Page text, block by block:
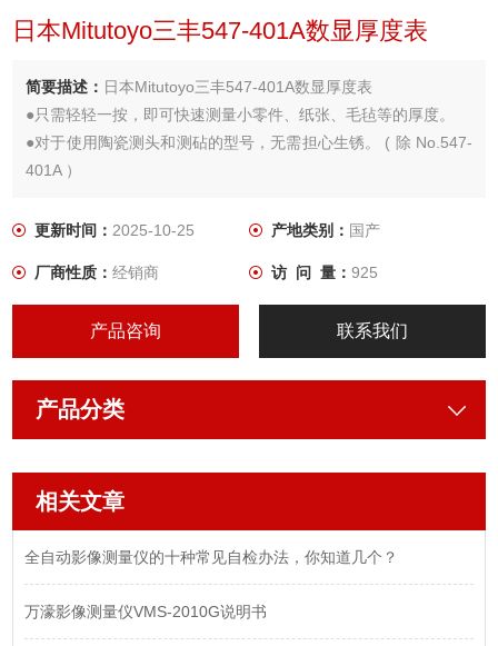
日本Mitutoyo三丰547-401A数显厚度表
简要描述： 日本Mitutoyo三丰547-401A数显厚度表
●只需轻轻一按，即可快速测量小零件、纸张、毛毡等的厚度。
●对于使用陶瓷测头和测砧的型号，无需担心生锈。 ( 除 No.547-
401A ）
更新时间：2025-10-25 产地类别： 国产
厂商性质：经销商 访 问 量： 925
产品咨询 联系我们
产品分类
相关文章
全自动影像测量仪的十种常见自检办法，你知道几个？
万濠影像测量仪VMS-2010G说明书